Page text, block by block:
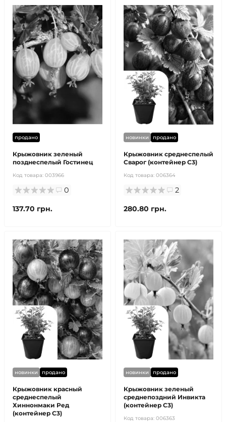
продано
Крыжовник зеленый
позднеспелый Гостинец
Код товара: 003966
0
137.70 грн.
новинки продано
Крыжовник среднеспелый
Сварог (контейнер С3)
Код товара: 006364
2
280.80 грн.
новинки продано
Крыжовник красный
среднеспелый
Хиннонмаки Ред
(контейнер С3)
новинки продано
Крыжовник зеленый
среднепоздний Инвикта
(контейнер С3)
Код товара: 006363